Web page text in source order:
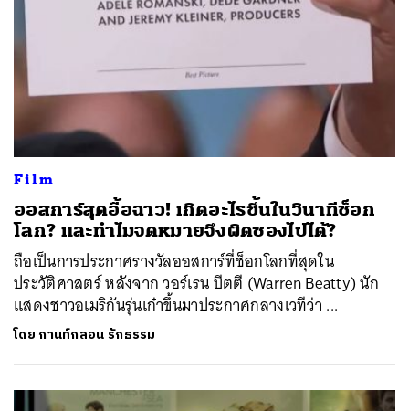
Film
ออสการ์สุดอื้อฉาว! เกิดอะไรขึ้นในวินาทีช็อก
โลก? และทำไมจดหมายจึงผิดซองไปได้?
ถือเป็นการประกาศรางวัลออสการ์ที่ช็อกโลกที่สุดใน
ประวัติศาสตร์ หลังจาก วอร์เรน บีตตี (Warren Beatty) นัก
แสดงชาวอเมริกันรุ่นเก๋าขึ้นมาประกาศกลางเวทีว่า ...
โดย กานท์กลอน รักธรรม
ค้นหา
SHARE LINE